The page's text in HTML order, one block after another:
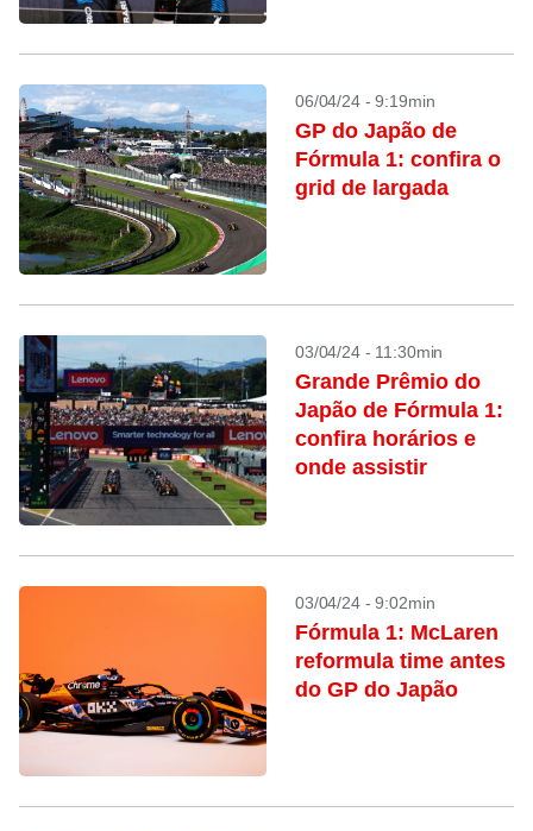
06/04/24 - 9:19min
GP do Japão de
Fórmula 1: confira o
grid de largada
03/04/24 - 11:30min
Grande Prêmio do
Japão de Fórmula 1:
confira horários e
onde assistir
03/04/24 - 9:02min
Fórmula 1: McLaren
reformula time antes
do GP do Japão